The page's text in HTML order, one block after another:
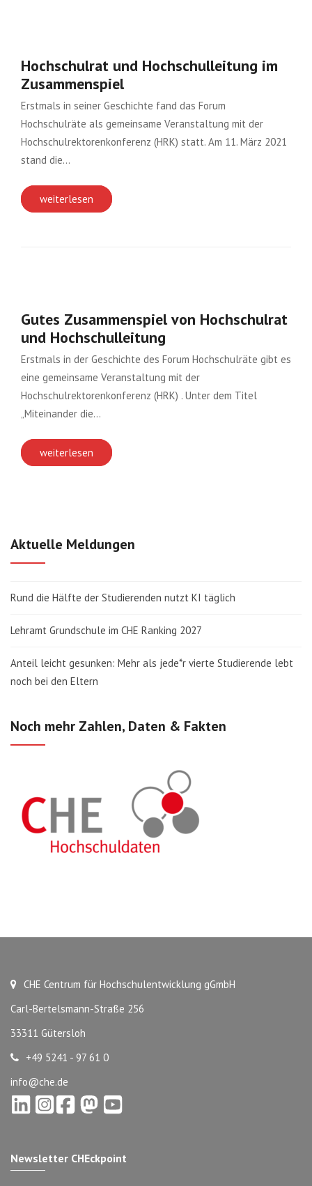
Hochschulrat und Hochschulleitung im
Zusammenspiel
Erstmals in seiner Geschichte fand das Forum
Hochschulräte als gemeinsame Veranstaltung mit der
Hochschulrektorenkonferenz (HRK) statt. Am 11. März 2021
stand die…
weiterlesen
Gutes Zusammenspiel von Hochschulrat
und Hochschulleitung
Erstmals in der Geschichte des Forum Hochschulräte gibt es
eine gemeinsame Veranstaltung mit der
Hochschulrektorenkonferenz (HRK) . Unter dem Titel
„Miteinander die…
weiterlesen
Aktuelle Meldungen
Rund die Hälfte der Studierenden nutzt KI täglich
Lehramt Grundschule im CHE Ranking 2027
Anteil leicht gesunken: Mehr als jede*r vierte Studierende lebt
noch bei den Eltern
Noch mehr Zahlen, Daten & Fakten
CHE Centrum für Hochschulentwicklung gGmbH
Carl-Bertelsmann-Straße 256
33311 Gütersloh
+49 5241 - 97 61 0
info@che.de
Newsletter CHEckpoint